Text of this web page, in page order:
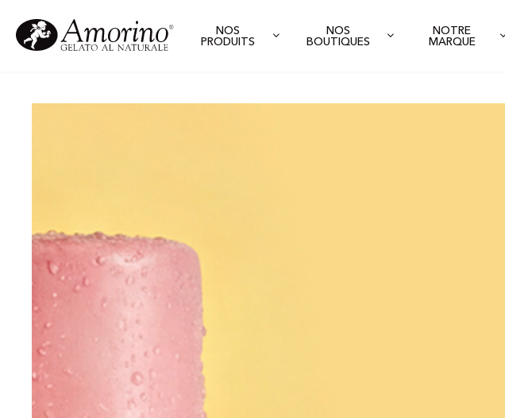
NOS
PRODUITS
NOS
BOUTIQUES
NOTRE
MARQUE